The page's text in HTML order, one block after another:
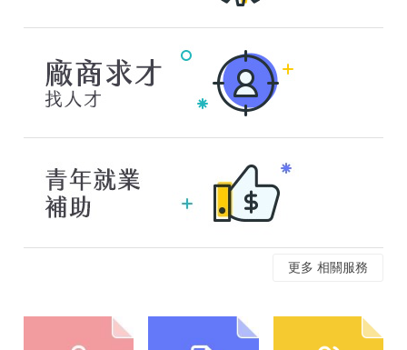
更多 相關服務